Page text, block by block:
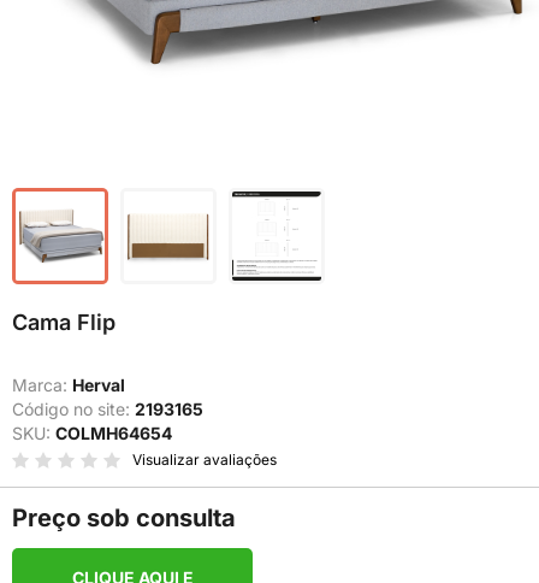
Cama Flip
Marca: Herval
Código no site: 2193165
SKU: COLMH64654
Visualizar avaliações
Preço sob consulta
CLIQUE AQUI E